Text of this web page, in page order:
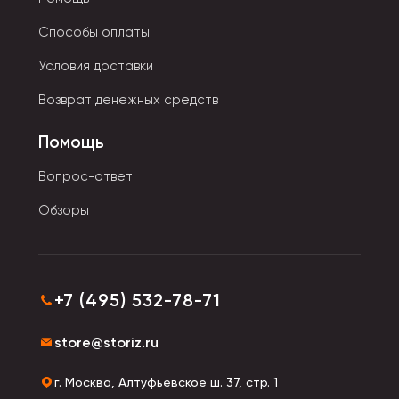
ощупь. Во время машинной стирки не линяют, не
теряют форму.
Способы оплаты
Условия доставки
Возврат денежных средств
Помощь
Вопрос-ответ
Обзоры
+7 (495) 532-78-71
store@storiz.ru
г. Москва, Алтуфьевское ш. 37, стр. 1